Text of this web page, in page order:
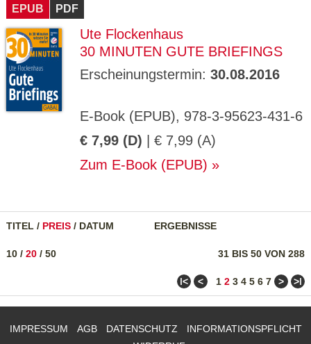
EPUB PDF
Ute Flockenhaus
30 MINUTEN GUTE BRIEFINGS
Erscheinungstermin: 30.08.2016
E-Book (EPUB), 978-3-95623-431-6
€ 7,99 (D) | € 7,99 (A)
Zum E-Book (EPUB)
TITEL / PREIS / DATUM ERGEBNISSE
31 BIS 50 VON 288
10 / 20 / 50
ǀ< < 1 2 3 4 5 6 7 > >ǀ
IMPRESSUM AGB DATENSCHUTZ
INFORMATIONSPFLICHT